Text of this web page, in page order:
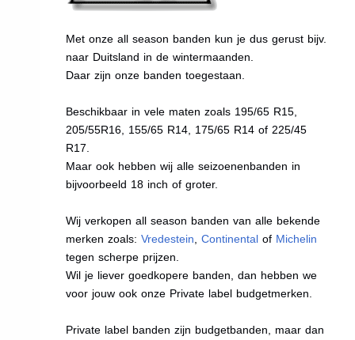
Met onze all season banden kun je dus gerust bijv.
naar Duitsland in de wintermaanden.
Daar zijn onze banden toegestaan.
Beschikbaar in vele maten zoals 195/65 R15,
205/55R16, 155/65 R14, 175/65 R14 of 225/45
R17.
Maar ook hebben wij alle seizoenenbanden in
bijvoorbeeld 18 inch of groter.
Wij verkopen all season banden van alle bekende
merken zoals:Vredestein ,Continental of Michelin
tegen scherpe prijzen.
Wil je liever goedkopere banden, dan hebben we
voor jouw ook onze Private label budgetmerken.
Private label banden zijn budgetbanden, maar dan